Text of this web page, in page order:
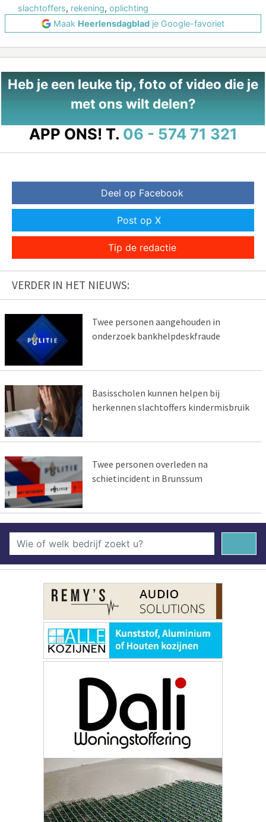
slachtoffers, rekening, oplichting
Maak Heerlensdagblad je Google-favoriet
Heb je een leuke tip, foto of video die je
met ons wilt delen?
APP ONS! T. 06 - 574 71 321
Deel op Facebook
Post op X
Tip de redactie
VERDER IN HET NIEUWS:
Twee personen aangehouden in
onderzoek bankhelpdeskfraude
Basisscholen kunnen helpen bij
herkennen slachtoffers kindermisbruik
Twee personen overleden na
schietincident in Brunssum